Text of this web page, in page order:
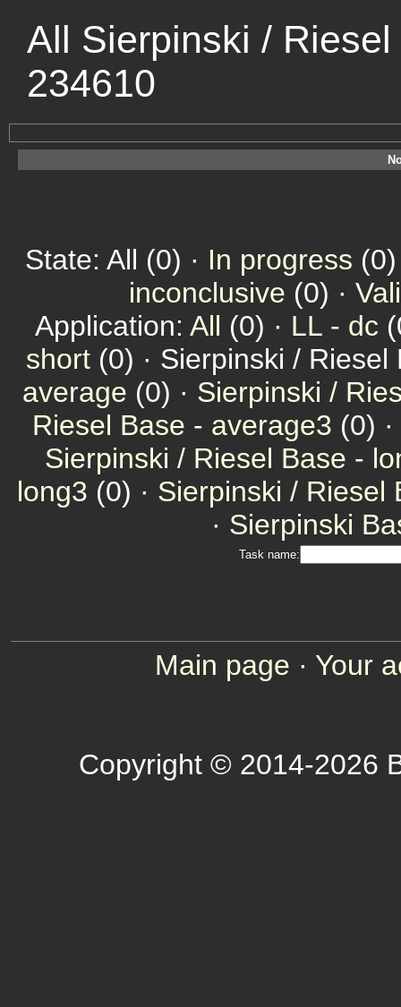
All Sierpinski /
234610
State: All (0) · In progress
inconclusive (0) ·
Application: All (0) · LL - dc
short (0) · Sierpinski /
average (0) · Sierpinski /
Riesel Base - average3 (0) ·
Sierpinski / Riesel Base -
long3 (0) · Sierpinski / Riesel
· Sierpinski
Task name:
Main page · Your
Copyright © 2014-2026